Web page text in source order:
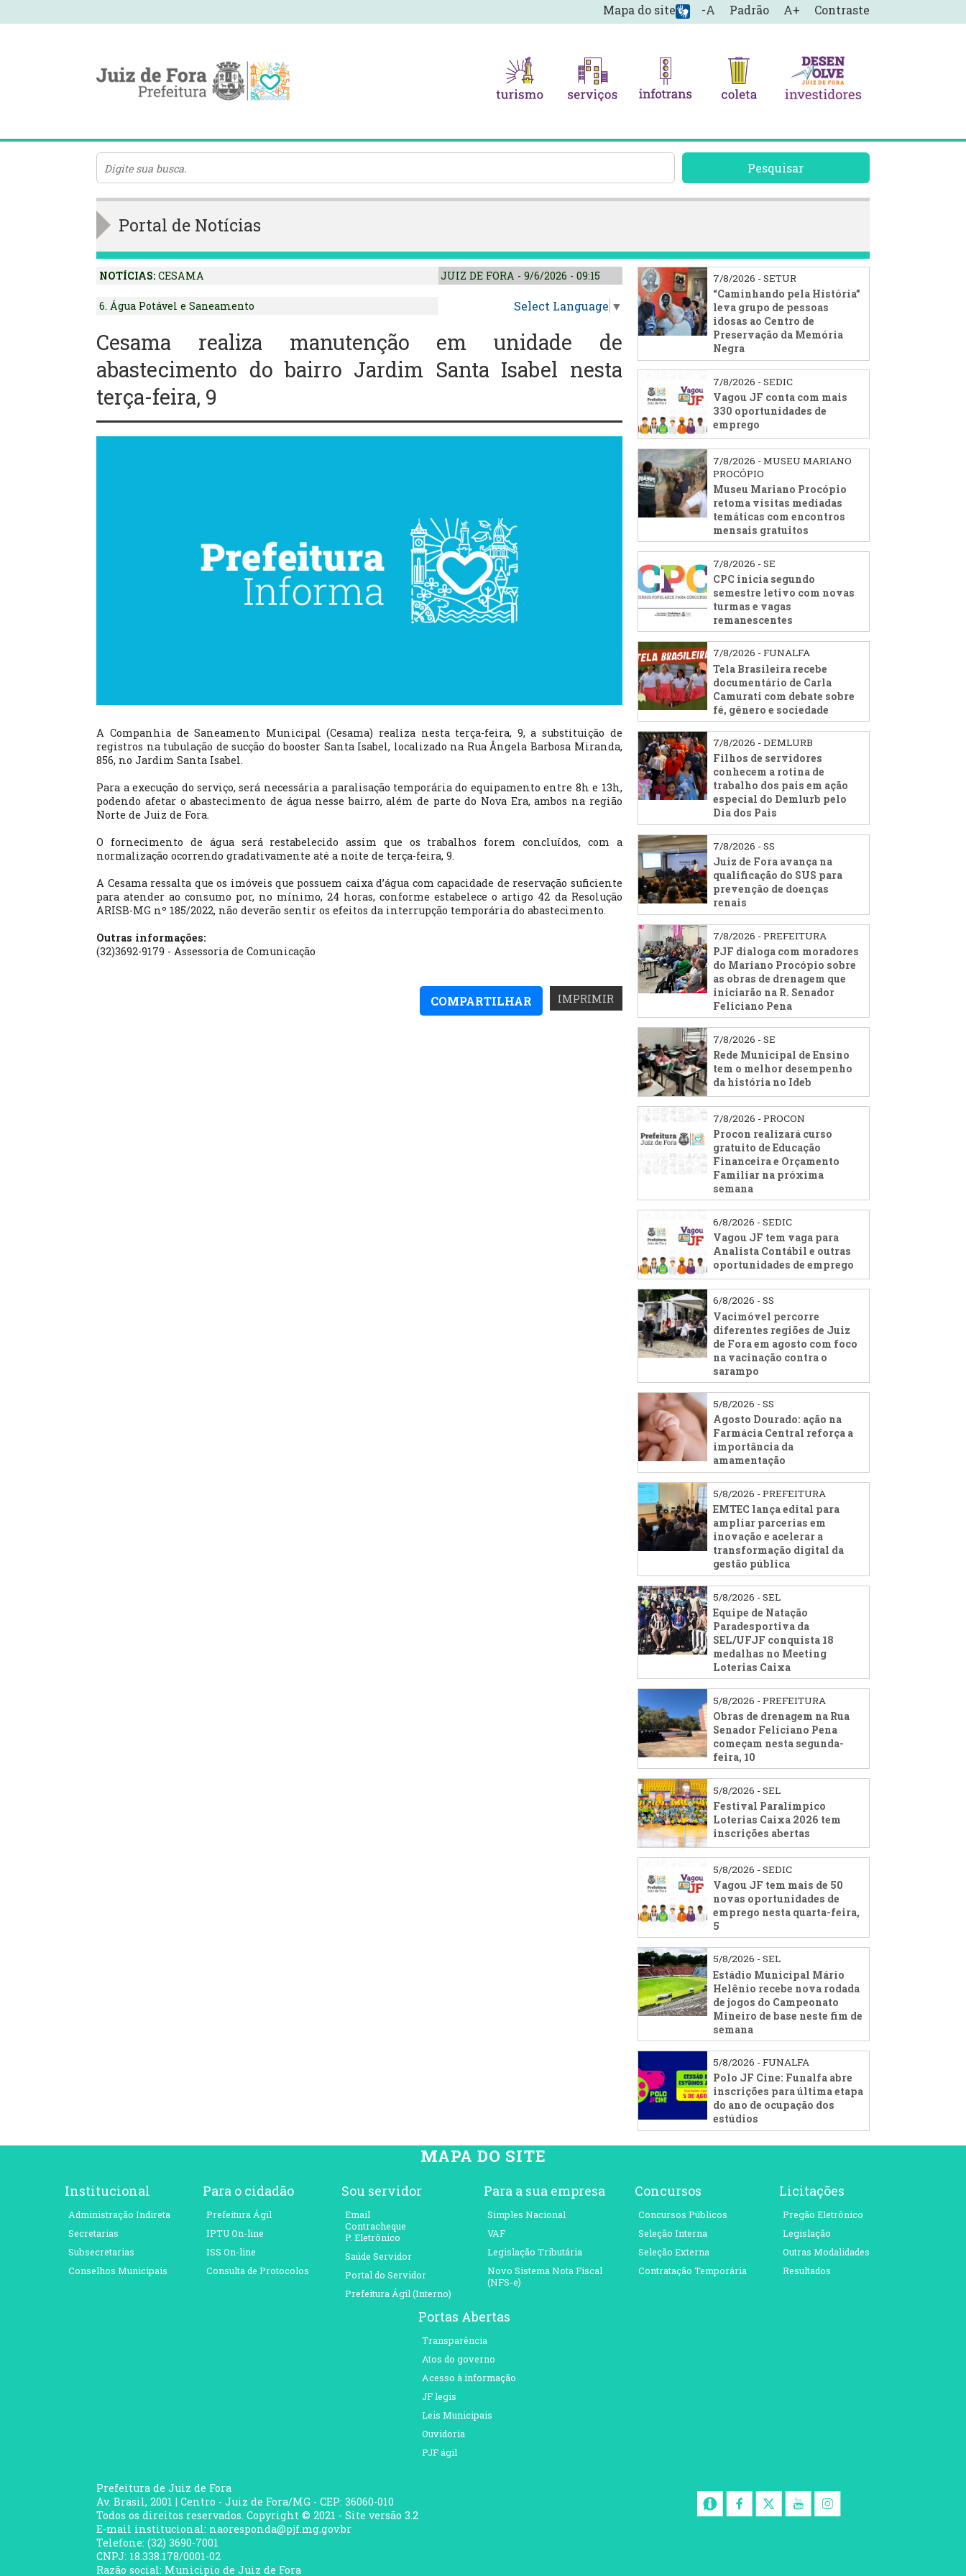
-A Padrão A+ Contraste
Mapa do site
Pesquisar
Portal de Notícias
NOTÍCIAS: CESAMA JUIZ DE FORA - 9/6/2026 - 09:15
6. Água Potável e Saneamento Select Language ▼
Cesama realiza manutenção em unidade de
abastecimento do bairro Jardim Santa Isabel nesta
terça-feira, 9
A Companhia de Saneamento Municipal (Cesama) realiza nesta terça-feira, 9, a substituição de
registros na tubulação de sucção do booster Santa Isabel, localizado na Rua Ângela Barbosa Miranda,
856, no Jardim Santa Isabel.
Para a execução do serviço, será necessária a paralisação temporária do equipamento entre 8h e 13h,
podendo afetar o abastecimento de água nesse bairro, além de parte do Nova Era, ambos na região
Norte de Juiz de Fora.
O fornecimento de água será restabelecido assim que os trabalhos forem concluídos, com a
normalização ocorrendo gradativamente até a noite de terça-feira, 9.
A Cesama ressalta que os imóveis que possuem caixa d’água com capacidade de reservação suficiente
para atender ao consumo por, no mínimo, 24 horas, conforme estabelece o artigo 42 da Resolução
ARISB-MG nº 185/2022, não deverão sentir os efeitos da interrupção temporária do abastecimento.
Outras informações:
(32)3692-9179 - Assessoria de Comunicação
IMPRIMIR
COMPARTILHAR
7/8/2026 - SETUR
“Caminhando pela História”
leva grupo de pessoas
idosas ao Centro de
Preservação da Memória
Negra
7/8/2026 - SEDIC
Vagou JF conta com mais
330 oportunidades de
emprego
7/8/2026 - MUSEU MARIANO
PROCÓPIO
Museu Mariano Procópio
retoma visitas mediadas
temáticas com encontros
mensais gratuitos
7/8/2026 - SE
CPC inicia segundo
semestre letivo com novas
turmas e vagas
remanescentes
7/8/2026 - FUNALFA
Tela Brasileira recebe
documentário de Carla
Camurati com debate sobre
fé, gênero e sociedade
7/8/2026 - DEMLURB
Filhos de servidores
conhecem a rotina de
trabalho dos pais em ação
especial do Demlurb pelo
Dia dos Pais
7/8/2026 - SS
Juiz de Fora avança na
qualificação do SUS para
prevenção de doenças
renais
7/8/2026 - PREFEITURA
PJF dialoga com moradores
do Mariano Procópio sobre
as obras de drenagem que
iniciarão na R. Senador
Feliciano Pena
7/8/2026 - SE
Rede Municipal de Ensino
tem o melhor desempenho
da história no Ideb
7/8/2026 - PROCON
Procon realizará curso
gratuito de Educação
Financeira e Orçamento
Familiar na próxima
semana
6/8/2026 - SEDIC
Vagou JF tem vaga para
Analista Contábil e outras
oportunidades de emprego
6/8/2026 - SS
Vacimóvel percorre
diferentes regiões de Juiz
de Fora em agosto com foco
na vacinação contra o
sarampo
5/8/2026 - SS
Agosto Dourado: ação na
Farmácia Central reforça a
importância da
amamentação
5/8/2026 - PREFEITURA
EMTEC lança edital para
ampliar parcerias em
inovação e acelerar a
transformação digital da
gestão pública
5/8/2026 - SEL
Equipe de Natação
Paradesportiva da
SEL/UFJF conquista 18
medalhas no Meeting
Loterias Caixa
5/8/2026 - PREFEITURA
Obras de drenagem na Rua
Senador Feliciano Pena
começam nesta segunda-
feira, 10
5/8/2026 - SEL
Festival Paralímpico
Loterias Caixa 2026 tem
inscrições abertas
5/8/2026 - SEDIC
Vagou JF tem mais de 50
novas oportunidades de
emprego nesta quarta-feira,
5
5/8/2026 - SEL
Estádio Municipal Mário
Helênio recebe nova rodada
de jogos do Campeonato
Mineiro de base neste fim de
semana
5/8/2026 - FUNALFA
Polo JF Cine: Funalfa abre
inscrições para última etapa
do ano de ocupação dos
estúdios
MAPA DO SITE
Institucional
Administração Indireta
Secretarias
Subsecretarias
Conselhos Municipais
Para o cidadão
Prefeitura Ágil
IPTU On-line
ISS On-line
Consulta de Protocolos
Sou servidor
Email
Contracheque
P. Eletrônico
Saúde Servidor
Portal do Servidor
Prefeitura Ágil (Interno)
Para a sua empresa
Simples Nacional
VAF
Legislação Tributária
Novo Sistema Nota Fiscal
(NFS-e)
Concursos
Concursos Públicos
Seleção Interna
Seleção Externa
Contratação Temporária
Licitações
Pregão Eletrônico
Legislação
Outras Modalidades
Resultados
Portas Abertas
Transparência
Atos do governo
Acesso à informação
JF legis
Leis Municipais
Ouvidoria
PJF ágil
Prefeitura de Juiz de Fora
Av. Brasil, 2001 | Centro - Juiz de Fora/MG - CEP: 36060-010
Todos os direitos reservados. Copyright © 2021 - Site versão 3.2
E-mail institucional: naoresponda@pjf.mg.gov.br
Telefone: (32) 3690-7001
CNPJ: 18.338.178/0001-02
Razão social: Municipio de Juiz de Fora